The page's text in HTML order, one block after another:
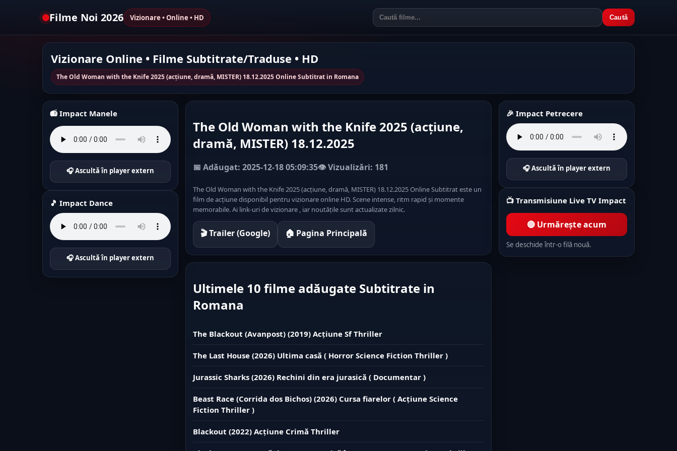
Filme Noi 2026 Vizionare • Online • HD Caută
Vizionare Online • Filme Subtitrate/Traduse • HD
The Old Woman with the Knife 2025 (acțiune, dramă, MISTER) 18.12.2025 Online Subtitrat in Romana
📻 Impact Manele
🎧 Ascultă în player extern
🎵 Impact Dance
🎧 Ascultă în player extern
The Old Woman with the Knife 2025 (acțiune,
dramă, MISTER) 18.12.2025
📅 Adăugat: 2025-12-18 05:09:35👁️ Vizualizări: 181
The Old Woman with the Knife 2025 (acțiune, dramă, MISTER) 18.12.2025 Online Subtitrat este un
film de acțiune disponibil pentru vizionare online HD. Scene intense, ritm rapid și momente
memorabile. Ai link-uri de vizionare , iar noutățile sunt actualizate zilnic.
🎬 Trailer (Google) 🏠 Pagina Principală
Ultimele 10 filme adăugate Subtitrate in
Romana
The Blackout (Avanpost) (2019) Acțiune Sf Thriller
The Last House (2026) Ultima casă ( Horror Science Fiction Thriller )
Jurassic Sharks (2026) Rechini din era jurasică ( Documentar )
Beast Race (Corrida dos Bichos) (2026) Cursa fiarelor ( Acțiune Science
Fiction Thriller )
Blackout (2022) Acțiune Crimă Thriller
🎉 Impact Petrecere
🎧 Ascultă în player extern
📺 Transmisiune Live TV Impact
🔴 Urmărește acum
Se deschide într-o filă nouă.